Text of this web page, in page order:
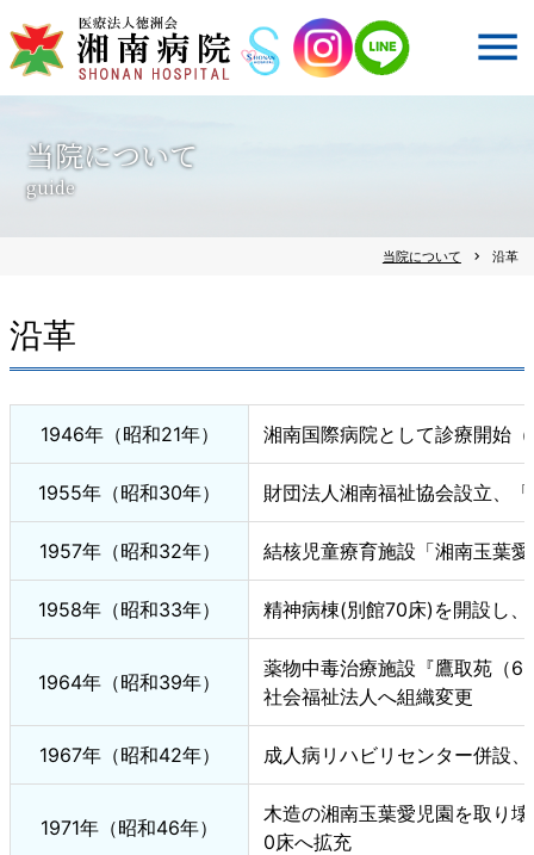
当院について
guide
当院について chevron_right 沿革
沿革
1946年（昭和21年） 湘南国際病院として診療開始
1955年（昭和30年） 財団法人湘南福祉協会設立、
1957年（昭和32年） 結核児童療育施設「湘南玉葉
1958年（昭和33年） 精神病棟(別館70床)を開設し
1964年（昭和39年）
薬物中毒治療施設『鷹取苑（
社会福祉法人へ組織変更
1967年（昭和42年） 成人病リハビリセンター併設
1971年（昭和46年）
木造の湘南玉葉愛児園を取り
0床へ拡充